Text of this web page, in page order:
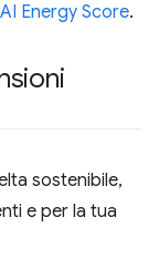
Energy Score.
sostenibile,
e per la tua